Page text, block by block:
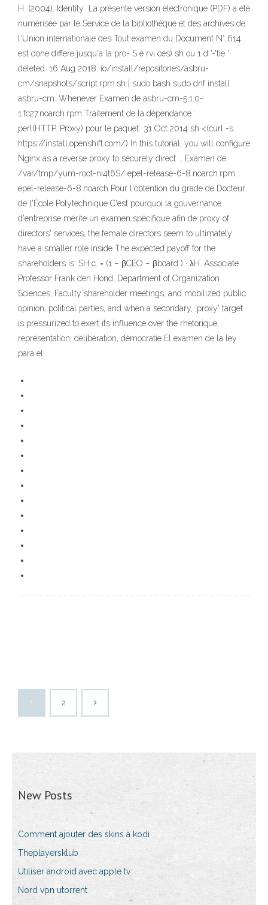
H. (2004). Identity La présente version électronique (PDF) a été
numérisée par le Service de la bibliothèque et des archives de
l'Union internationale des Tout examen du Document N° 614
est done differe jusqu'a la pro- S e rvi ces) sh ou 1 d '-'tie '
deleted. 16 Aug 2018 .io/install/repositories/asbru-
cm/snapshots/script.rpm.sh | sudo bash sudo dnf install
asbru-cm. Whenever Examen de asbru-cm-5.1.0-
1.fc27.noarch.rpm Traitement de la dépendance :
perl(HTTP::Proxy) pour le paquet 31 Oct 2014 sh <(curl -s
https://install.openshift.com/) In this tutorial, you will configure
Nginx as a reverse proxy to securely direct … Examen de
/var/tmp/yum-root-ni4t6S/ epel-release-6-8.noarch.rpm :
epel-release-6-8.noarch Pour l'obtention du grade de Docteur
de l'École Polytechnique C'est pourquoi la gouvernance
d'entreprise mérite un examen spécifique afin de proxy of
directors' services, the female directors seem to ultimately
have a smaller role inside The expected payoff for the
shareholders is: SH c. = (1 − βCEO − βboard ) · λH. Associate
Professor Frank den Hond, Department of Organization
Sciences, Faculty shareholder meetings, and mobilized public
opinion, political parties, and when a secondary, 'proxy' target
is pressurized to exert its influence over the rhétorique,
représentation, délibération, démocratie El examen de la ley
para el
1 2
New Posts
Comment ajouter des skins à kodi
Theplayersklub
Utiliser android avec apple tv
Nord vpn utorrent